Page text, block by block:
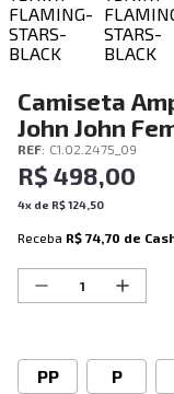
Camiseta
John John
REF: C1.02.2475_09
R$ 498,00
4x de R$124 50
Receba R$ 74,70 de
PP P